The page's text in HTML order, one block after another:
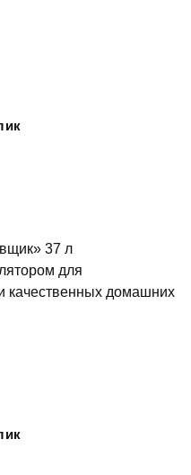
37 л
для
качественных домашних